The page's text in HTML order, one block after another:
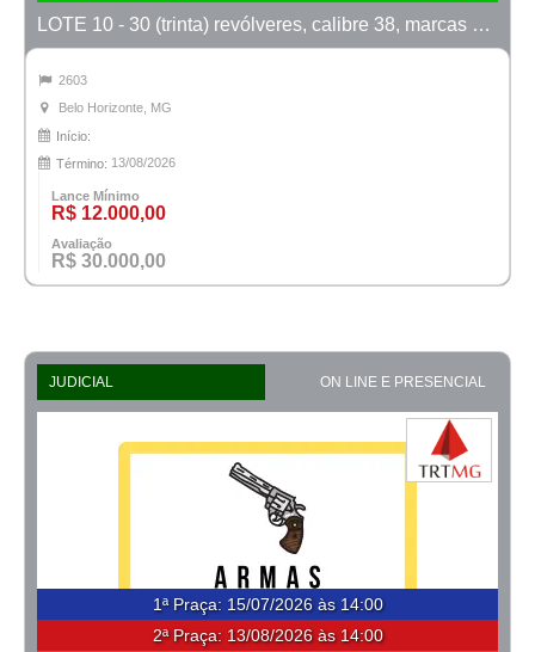
LOTE 10 - 30 (trinta) revólveres, calibre 38, marcas Taurus e Rossi
2603
Belo Horizonte, MG
Início:
Término: 13/08/2026
Lance Mínimo
R$ 12.000,00
Avaliação
R$ 30.000,00
JUDICIAL ON LINE E PRESENCIAL
1ª Praça: 15/07/2026 às 14:00
2ª Praça: 13/08/2026 às 14:00